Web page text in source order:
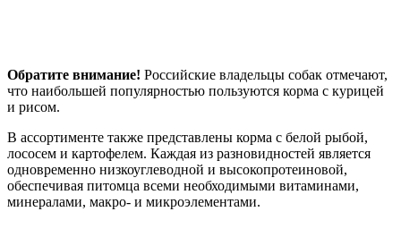
Обратите внимание! Российские владельцы собак отмечают,
что наибольшей популярностью пользуются корма с курицей
и рисом.
В ассортименте также представлены корма с белой рыбой,
лососем и картофелем. Каждая из разновидностей является
одновременно низкоуглеводной и высокопротеиновой,
обеспечивая питомца всеми необходимыми витаминами,
минералами, макро- и микроэлементами.